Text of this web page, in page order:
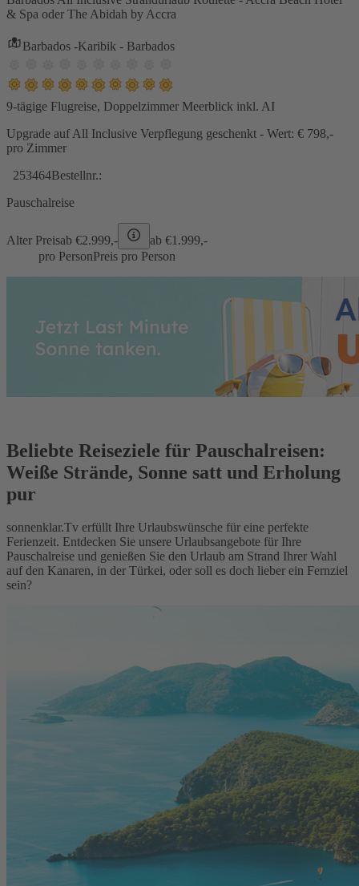
& Spa oder The Abidah by Accra
Barbados -Karibik - Barbados
9-tägige Flugreise, Doppelzimmer Meerblick inkl. AI
Upgrade auf All Inclusive Verpflegung geschenkt - Wert: € 798,-
pro Zimmer
253464Bestellnr.:
Pauschalreise
Alter Preisab €2.999,- ab €1.999,-
pro PersonPreis pro Person
Beliebte Reiseziele für Pauschalreisen:
Weiße Strände, Sonne satt und Erholung
pur
sonnenklar.Tv erfüllt Ihre Urlaubswünsche für eine perfekte
Ferienzeit. Entdecken Sie unsere Urlaubsangebote für Ihre
Pauschalreise und genießen Sie den Urlaub am Strand Ihrer Wahl
auf den Kanaren, in der Türkei, oder soll es doch lieber ein Fernziel
sein?